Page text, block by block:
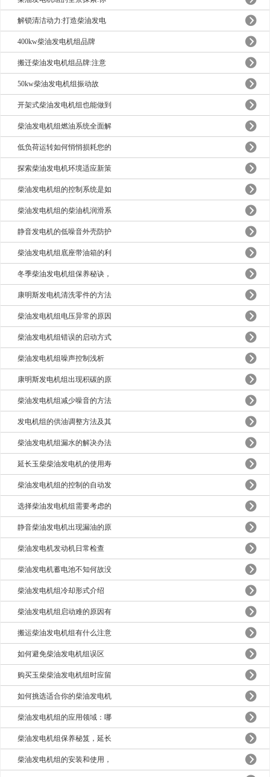
解锁清洁动力:打造柴油发电
400kw柴油发电机组品牌
搬迁柴油发电机组品牌:注意
50kw柴油发电机组振动故
开架式柴油发电机组也能做到
柴油发电机组燃油系统全面解
低负荷运转如何悄悄损耗您的
探索柴油发电机环境适应新策
柴油发电机组的控制系统是如
柴油发电机组的柴油机润滑系
静音发电机的低噪音外壳防护
柴油发电机组底座带油箱的利
冬季柴油发电机组保养秘诀，
康明斯发电机清洗零件的方法
柴油发电机组电压异常的原因
柴油发电机组错误的启动方式
柴油发电机组噪声控制浅析
康明斯发电机组出现积碳的原
柴油发电机组减少噪音的方法
发电机组的供油调整方法及其
柴油发电机组漏水的解决办法
延长玉柴柴油发电机的使用寿
柴油发电机组的控制的自动发
选择柴油发电机组需要考虑的
静音柴油发电机出现漏油的原
柴油发电机发动机日常检查
柴油发电机蓄电池不知何故没
柴油发电机组冷却形式介绍
柴油发电机组启动难的原因有
搬运柴油发电机组有什么注意
如何避免柴油发电机组误区
购买玉柴柴油发电机组时应留
如何挑选适合你的柴油发电机
柴油发电机组的应用领域：哪
柴油发电机组保养秘笈，延长
柴油发电机组的安装和使用，